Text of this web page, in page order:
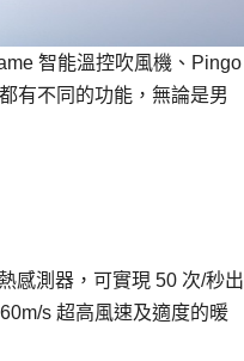
智能溫控吹風機、Pingo
有不同的功能，無論是男
感測器，可實現 50 次/秒出
s 超高風速及適度的暖